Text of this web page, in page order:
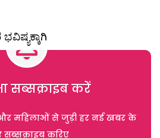
सब्सक्राइब करें
महिलाओं से जुड़ी हर नई खबर के
सब्सक्राइब करिए